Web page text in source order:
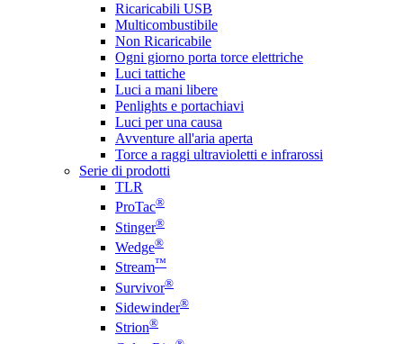
Ricaricabili USB
Multicombustibile
Non Ricaricabile
Ogni giorno porta torce elettriche
Luci tattiche
Luci a mani libere
Penlights e portachiavi
Luci per una causa
Avventure all'aria aperta
Torce a raggi ultravioletti e infrarossi
Serie di prodotti
TLR
ProTac®
Stinger®
Wedge®
Stream™
Survivor®
Sidewinder®
Strion®